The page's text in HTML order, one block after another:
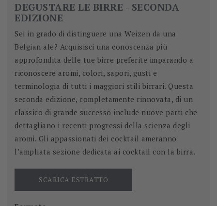
DEGUSTARE LE BIRRE - SECONDA
EDIZIONE
Sei in grado di distinguere una Weizen da una
Belgian ale? Acquisisci una conoscenza più
approfondita delle tue birre preferite imparando a
riconoscere aromi, colori, sapori, gusti e
terminologia di tutti i maggiori stili birrari. Questa
seconda edizione, completamente rinnovata, di un
classico di grande successo include nuove parti che
dettagliano i recenti progressi della scienza degli
aromi. Gli appassionati dei cocktail ameranno
l’ampliata sezione dedicata ai cocktail con la birra.
SCARICA ESTRATTO